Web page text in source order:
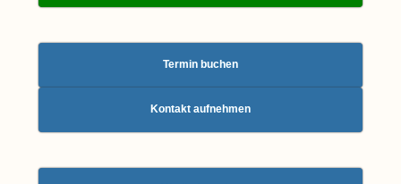
Termin buchen
Kontakt aufnehmen